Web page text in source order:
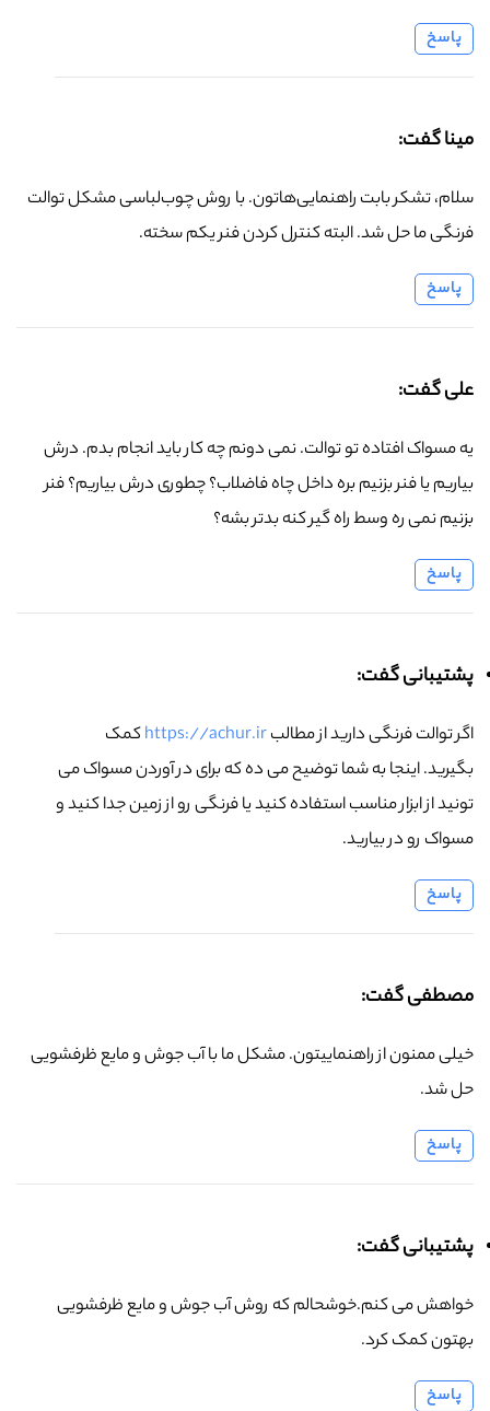
پاسخ
مینا گفت:
سلام، تشکر بابت راهنمایی‌هاتون. با روش چوب‌لباسی مشکل توالت
فرنگی ما حل شد. البته کنترل کردن فنر یکم سخته.
پاسخ
علی گفت:
یه مسواک افتاده تو توالت. نمی دونم چه کار باید انجام بدم. درش
بیاریم یا فنر بزنیم بره داخل چاه فاضلاب؟ چطوری درش بیاریم؟ فنر
بزنیم نمی ره وسط راه گیر کنه بدتر بشه؟
پاسخ
پشتیبانی گفت:
اگر توالت فرنگی دارید از مطالبhttps://achur.irکمک
بگیرید. اینجا به شما توضیح می ده که برای در آوردن مسواک می
تونید از ابزار مناسب استفاده کنید یا فرنگی رو از زمین جدا کنید و
مسواک رو در بیارید.
پاسخ
مصطفی گفت:
خیلی ممنون از راهنماییتون. مشکل ما با آب جوش و مایع ظرفشویی
حل شد.
پاسخ
پشتیبانی گفت:
خواهش می کنم.خوشحالم که روش آب جوش و مایع ظرفشویی
بهتون کمک کرد.
پاسخ